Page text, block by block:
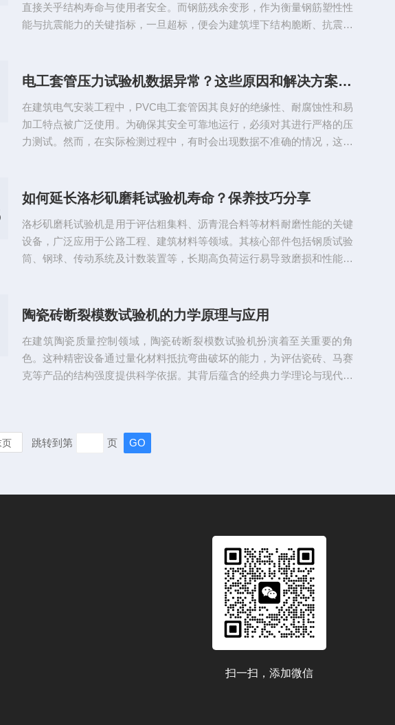
直接关乎结构寿命与使用者安全。而钢筋残余变形，作为衡量钢筋塑性性
能与抗震能力的关键指标，一旦超标，便会为建筑埋下结构脆断、抗震失
线。一、钢筋残余变形：建筑安全的隐形风险标尺钢筋的残余变形，是指
联钢筋的塑性储备与抗震性能。在地...
电工套管压力试验机数据异常？这些原因和解决方案请收好！
在建筑电气安装工程中，PVC电工套管因其良好的绝缘性、耐腐蚀性和易
加工特点被广泛使用。为确保其安全可靠地运行，必须对其进行严格的压
力测试。然而，在实际检测过程中，有时会出现数据不准确的情况，这不
压力试验机本身缺陷：长期使用的老旧机型可能存在机械磨损严重的问
如果仪器未经定期校验或校准不当...
如何延长洛杉矶磨耗试验机寿命？保养技巧分享
洛杉矶磨耗试验机是用于评估粗集料、沥青混合料等材料耐磨性能的关键
设备，广泛应用于公路工程、建筑材料等领域。其核心部件包括钢质试验
筒、钢球、传动系统及计数装置等，长期高负荷运行易导致磨损和性能下
持等方面，总结关键保养技巧。一、日常使用规范：减少基础损耗1.清洁
料、粉尘及钢球表面附着物，避免颗...
陶瓷砖断裂模数试验机的力学原理与应用
在建筑陶瓷质量控制领域，陶瓷砖断裂模数试验机扮演着至关重要的角
色。这种精密设备通过量化材料抵抗弯曲破坏的能力，为评估瓷砖、马赛
克等产品的结构强度提供科学依据。其背后蕴含的经典力学理论与现代测
弯曲试验原理。当标准尺寸的试样被放置在两个支撑辊上时，中间加载头
页 跳转到第 页
扫一扫，添加微信